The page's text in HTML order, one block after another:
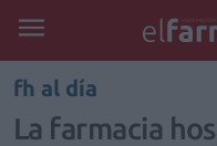
fh al día
La farmacia